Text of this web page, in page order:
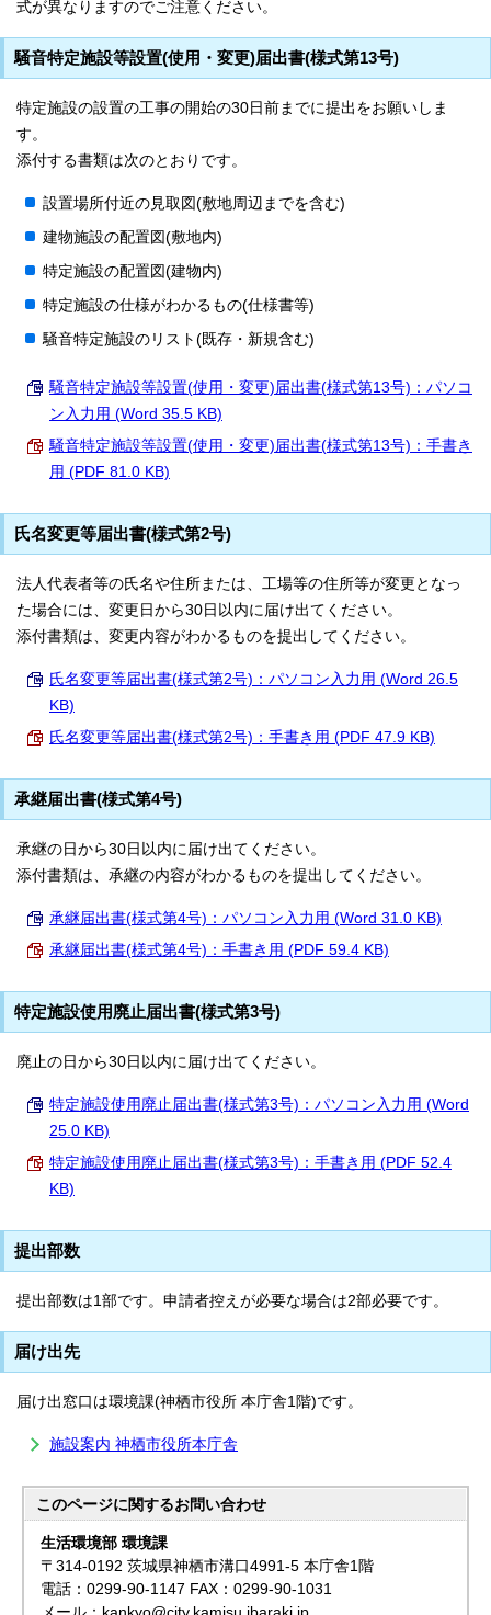
式が異なりますのでご注意ください。
騒音特定施設等設置(使用・変更)届出書(様式第13号)
特定施設の設置の工事の開始の30日前までに提出をお願いしま
す。
添付する書類は次のとおりです。
設置場所付近の見取図(敷地周辺までを含む)
建物施設の配置図(敷地内)
特定施設の配置図(建物内)
特定施設の仕様がわかるもの(仕様書等)
騒音特定施設のリスト(既存・新規含む)
騒音特定施設等設置(使用・変更)届出書(様式第13号)：パソコ
ン入力用 (Word 35.5 KB)
騒音特定施設等設置(使用・変更)届出書(様式第13号)：手書き
用 (PDF 81.0 KB)
氏名変更等届出書(様式第2号)
法人代表者等の氏名や住所または、工場等の住所等が変更となっ
た場合には、変更日から30日以内に届け出てください。
添付書類は、変更内容がわかるものを提出してください。
氏名変更等届出書(様式第2号)：パソコン入力用 (Word 26.5
KB)
氏名変更等届出書(様式第2号)：手書き用 (PDF 47.9 KB)
承継届出書(様式第4号)
承継の日から30日以内に届け出てください。
添付書類は、承継の内容がわかるものを提出してください。
承継届出書(様式第4号)：パソコン入力用 (Word 31.0 KB)
承継届出書(様式第4号)：手書き用 (PDF 59.4 KB)
特定施設使用廃止届出書(様式第3号)
廃止の日から30日以内に届け出てください。
特定施設使用廃止届出書(様式第3号)：パソコン入力用 (Word
25.0 KB)
特定施設使用廃止届出書(様式第3号)：手書き用 (PDF 52.4
KB)
提出部数
提出部数は1部です。申請者控えが必要な場合は2部必要です。
届け出先
届け出窓口は環境課(神栖市役所 本庁舎1階)です。
施設案内 神栖市役所本庁舎
このページに関するお問い合わせ
生活環境部 環境課
〒314-0192 茨城県神栖市溝口4991-5 本庁舎1階
電話：0299-90-1147 FAX：0299-90-1031